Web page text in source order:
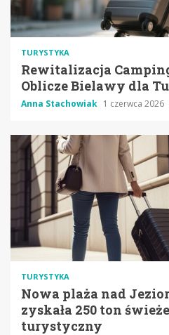
TURYSTYKA
Rewitalizacja
Oblicze Bielawy dla
Anna Stachowiak 1 czerwca 2026
TURYSTYKA
Nowa plaża nad
zyskała 250 ton
turystyczny